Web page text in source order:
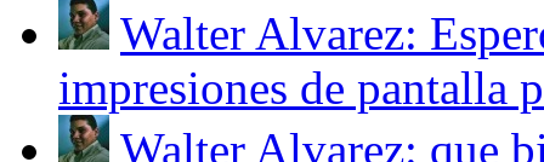
Walter Alvarez:
impresiones de pantalla
Walter Alvarez: que